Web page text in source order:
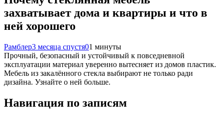
захватывает дома и квартиры и что в
ней хорошего
Рамблер3 месяца спустя01 минуты
Прочный, безопасный и устойчивый к повседневной
эксплуатации материал уверенно вытесняет из домов пластик.
Мебель из закалённого стекла выбирают не только ради
дизайна. Узнайте о ней больше.
Навигация по записям